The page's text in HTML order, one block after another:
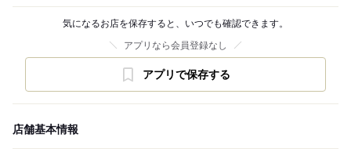
気になるお店を保存すると、いつでも確認できます。
アプリなら会員登録なし
アプリで保存する
店舗基本情報